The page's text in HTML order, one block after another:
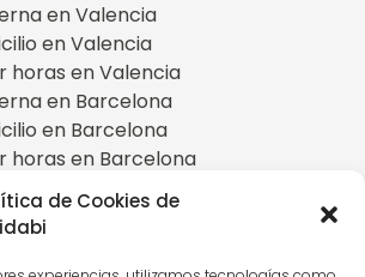
de Cookies de
en Valencia
en Valencia
horas en Valencia
en Barcelona
en Barcelona
horas en Barcelona
en Madrid
en Madrid